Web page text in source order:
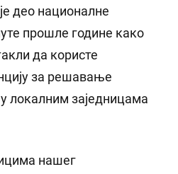
део националне
прошле године како
да користе
за решавање
локалним заједницама
нашег